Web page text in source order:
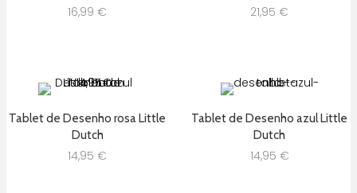
16,99 € 21,95 €
Tablet de Desenho rosa Little
Dutch
14,95 €
Tablet de Desenho azul Little
Dutch
14,95 €